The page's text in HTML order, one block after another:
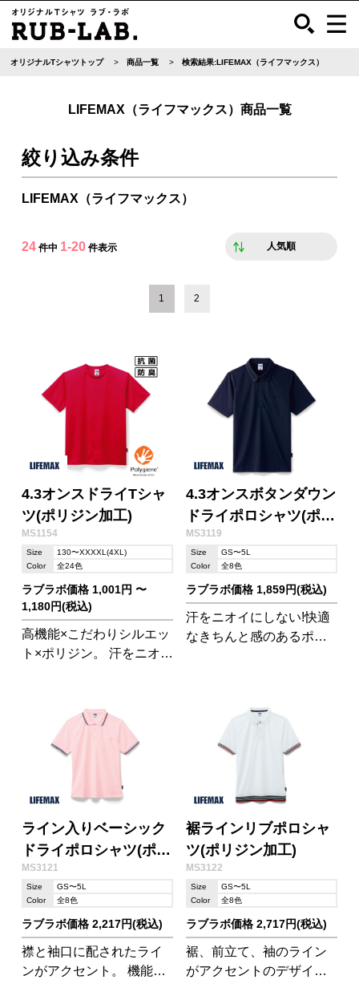
オリジナルTシャツトップ 商品一覧 検索結果:LIFEMAX（ライフマックス）
LIFEMAX（ライフマックス）商品一覧
絞り込み条件
LIFEMAX（ライフマックス）
24件中 1-20件表示 人気順
1 2
4.3オンスドライTシャ
ツ(ポリジン加工)
MS1154
Size
130〜XXXXL(4XL)
Color
全24色
ラブラボ価格 1,001円 〜
1,180円(税込)
高機能×こだわりシルエッ
ト×ポリジン。 汗をニオイ
4.3オンスボタンダウン
ドライポロシャツ(ポリ
ジン加工)
MS3119
Size
GS〜5L
Color
全8色
ラブラボ価格 1,859円(税込)
汗をニオイにしない!快適
なきちんと感のあるポロ
ライン入りベーシック
ドライポロシャツ(ポリ
ジン加工)
MS3121
Size
GS〜5L
Color
全8色
ラブラボ価格 2,217円(税込)
襟と袖口に配されたライ
ンがアクセント。 機能性
裾ラインリブポロシャ
ツ(ポリジン加工)
MS3122
Size
GS〜5L
Color
全8色
ラブラボ価格 2,717円(税込)
裾、前立て、袖のライン
がアクセントのデザイン